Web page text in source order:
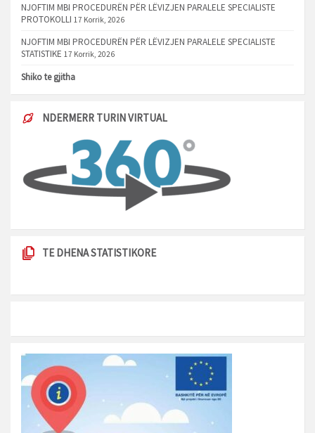
NJOFTIM MBI PROCEDURËN PËR LËVIZJEN PARALELE SPECIALISTE
PROTOKOLLI 17 Korrik, 2026
NJOFTIM MBI PROCEDURËN PËR LËVIZJEN PARALELE SPECIALISTE
STATISTIKE 17 Korrik, 2026
Shiko te gjitha
NDERMERR TURIN VIRTUAL
TE DHENA STATISTIKORE